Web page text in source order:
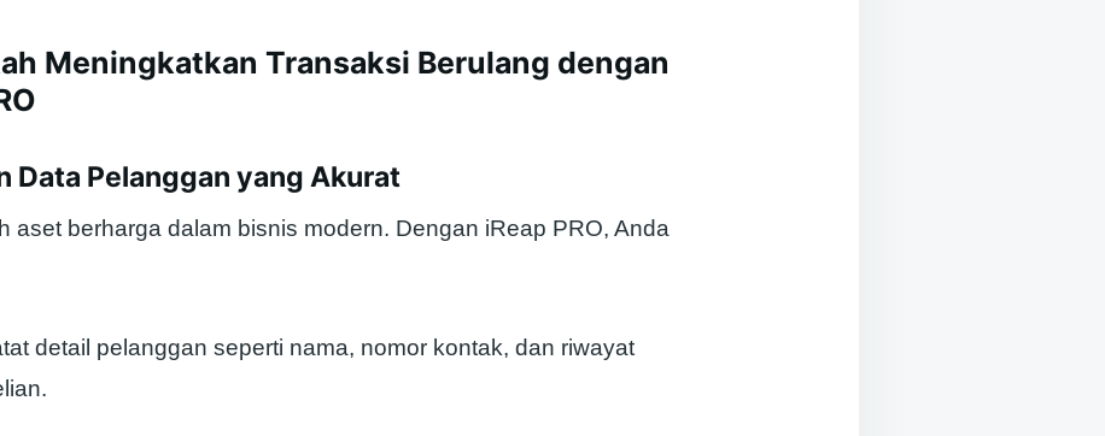
Meningkatkan Transaksi Berulang dengan
Data Pelanggan yang Akurat
aset berharga dalam bisnis modern. Dengan iReap PRO, Anda
detail pelanggan seperti nama, nomor kontak, dan riwayat